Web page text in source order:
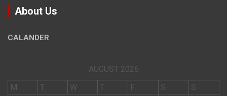
About Us
CALANDER
AUGUST 2026
M
T W T F S
S